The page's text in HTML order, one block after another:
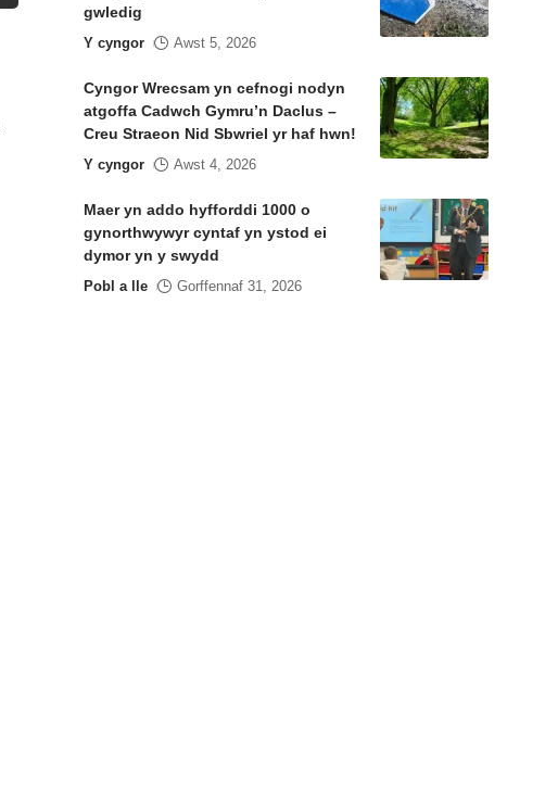
gwledig
Y cyngor Awst 5, 2026
Cyngor Wrecsam yn cefnogi nodyn
atgoffa Cadwch Gymru’n Daclus –
Creu Straeon Nid Sbwriel yr haf hwn!
Y cyngor Awst 4, 2026
Maer yn addo hyfforddi 1000 o
gynorthwywyr cyntaf yn ystod ei
dymor yn y swydd
Pobl a lle Gorffennaf 31, 2026